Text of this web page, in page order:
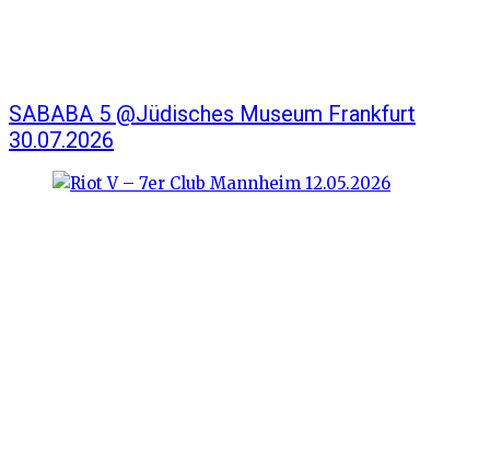
SABABA 5 @Jüdisches Museum Frankfurt
30.07.2026